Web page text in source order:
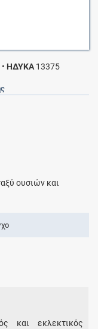
• ΗΔΥΚΑ13375
ουσιών και
και εκλεκτικός